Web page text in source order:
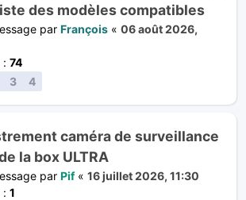
des modèles compatibles
par François « 06 août 2026,
: 74
3 4
caméra de surveillance
la box ULTRA
par Pif« 16 juillet 2026, 11:30
: 1